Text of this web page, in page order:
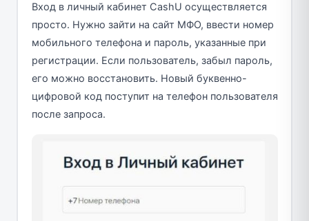
Вход в личный кабинет CashU осуществляется
просто. Нужно зайти на сайт МФО, ввести номер
мобильного телефона и пароль, указанные при
регистрации. Если пользователь, забыл пароль,
его можно восстановить. Новый буквенно-
цифровой код поступит на телефон пользователя
после запроса.